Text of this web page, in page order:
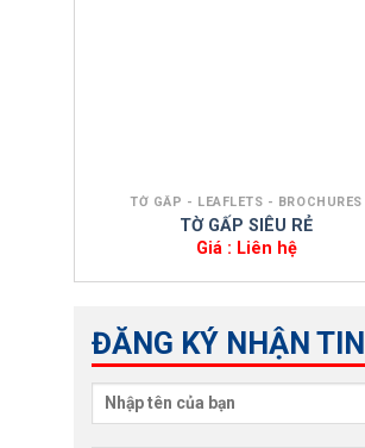
TỜ GẤP - LEAFLETS - BROCHURES
TỜ GẤP SIÊU RẺ
Giá : Liên hệ
ĐĂNG KÝ NHẬN TIN